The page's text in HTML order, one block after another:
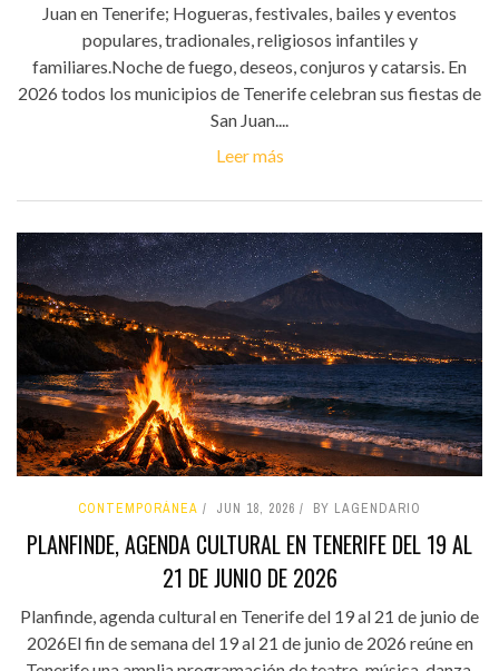
Juan en Tenerife; Hogueras, festivales, bailes y eventos
populares, tradionales, religiosos infantiles y
familiares.Noche de fuego, deseos, conjuros y catarsis. En
2026 todos los municipios de Tenerife celebran sus fiestas de
San Juan....
Leer más
CONTEMPORÁNEA JUN 18, 2026 BY LAGENDARIO
PLANFINDE, AGENDA CULTURAL EN TENERIFE DEL 19 AL
21 DE JUNIO DE 2026
Planfinde, agenda cultural en Tenerife del 19 al 21 de junio de
2026El fin de semana del 19 al 21 de junio de 2026 reúne en